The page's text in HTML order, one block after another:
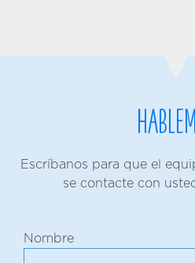
Escríbanos para que el
se contacte con
Nombre